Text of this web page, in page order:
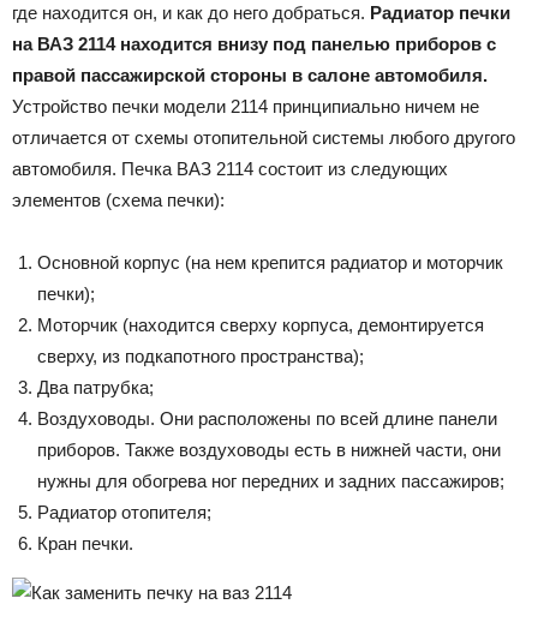
где находится он, и как до него добраться. Радиатор печки
на ВАЗ 2114 находится внизу под панелью приборов с
правой пассажирской стороны в салоне автомобиля.
Устройство печки модели 2114 принципиально ничем не
отличается от схемы отопительной системы любого другого
автомобиля. Печка ВАЗ 2114 состоит из следующих
элементов (схема печки):
Основной корпус (на нем крепится радиатор и моторчик
печки);
Моторчик (находится сверху корпуса, демонтируется
сверху, из подкапотного пространства);
Два патрубка;
Воздуховоды. Они расположены по всей длине панели
приборов. Также воздуховоды есть в нижней части, они
нужны для обогрева ног передних и задних пассажиров;
Радиатор отопителя;
Кран печки.